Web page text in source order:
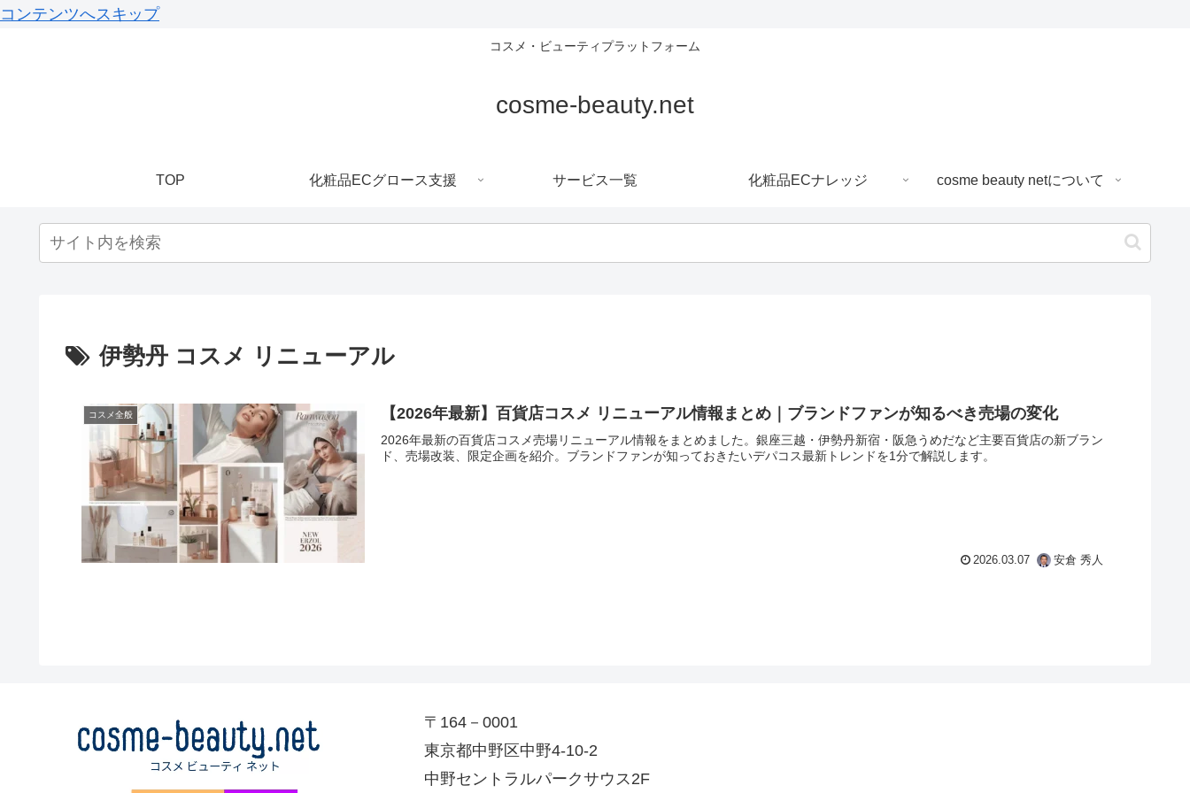
コンテンツへスキップ
コスメ・ビューティプラットフォーム
cosme-beauty.net
TOP 化粧品ECグロース支援 サービス一覧 化粧品ECナレッジ cosme beauty netについて
伊勢丹 コスメ リニューアル
コスメ全般 【2026年最新】百貨店コスメ リニューアル情報まとめ｜ブランドファンが知るべき売場の変化
2026年最新の百貨店コスメ売場リニューアル情報をまとめました。銀座三越・伊勢丹新宿・阪急うめだなど主要百貨店の新ブラン
ド、売場改装、限定企画を紹介。ブランドファンが知っておきたいデパコス最新トレンドを1分で解説します。
2026.03.07 安倉 秀人
〒164－0001
東京都中野区中野4-10-2
中野セントラルパークサウス2F